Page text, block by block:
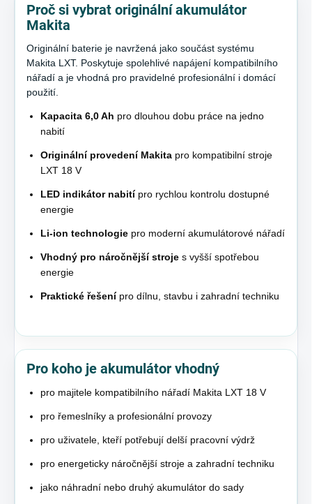
Proč si vybrat originální akumulátor
Makita
Originální baterie je navržená jako součást systému
Makita LXT. Poskytuje spolehlivé napájení kompatibilního
nářadí a je vhodná pro pravidelné profesionální i domácí
použití.
Kapacita 6,0 Ah pro dlouhou dobu práce na jedno
nabití
Originální provedení Makita pro kompatibilní stroje
LXT 18 V
LED indikátor nabitípro rychlou kontrolu dostupné
energie
Li-ion technologie pro moderní akumulátorové nářadí
Vhodný pro náročnější stroje s vyšší spotřebou
energie
Praktické řešenípro dílnu, stavbu i zahradní techniku
Pro koho je akumulátor vhodný
pro majitele kompatibilního nářadí Makita LXT 18 V
pro řemeslníky a profesionální provozy
pro uživatele, kteří potřebují delší pracovní výdrž
pro energeticky náročnější stroje a zahradní techniku
jako náhradní nebo druhý akumulátor do sady